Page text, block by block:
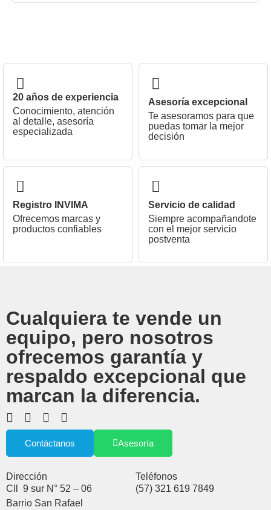
20 años de experiencia
Conocimiento, atención
al detalle, asesoría
especializada
Asesoría excepcional
Te asesoramos para que
puedas tomar la mejor
decisión
Registro INVIMA
Ofrecemos marcas y
productos confiables
Servicio de calidad
Siempre acompañandote
con el mejor servicio
postventa
Cualquiera te vende un
equipo, pero nosotros
ofrecemos garantía y
respaldo excepcional que
marcan la diferencia.
Contáctanos Asesoría
Dirección
Cll 9 sur N° 52 – 06
Barrio San Rafael
Teléfonos
(57) 321 619 7849